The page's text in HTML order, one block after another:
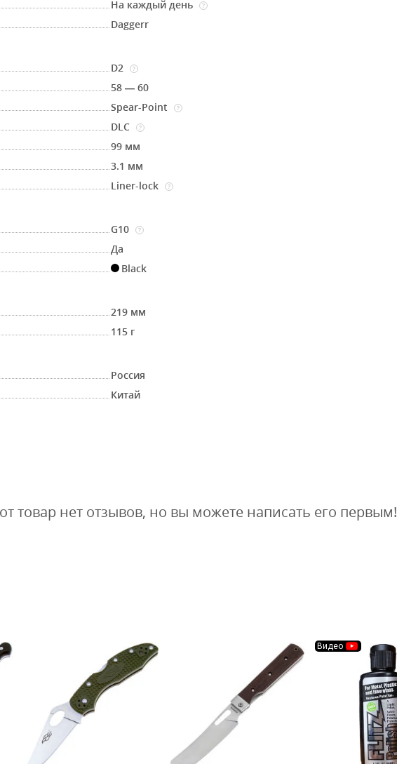
На каждый день ?
Daggerr
D2 ?
58 — 60
Spear-Point ?
DLC ?
99 мм
3.1 мм
Liner-lock ?
G10 ?
Да
Black
219 мм
115 г
Россия
Китай
товар нет отзывов, но вы можете написать его первым!
Видео